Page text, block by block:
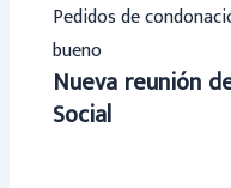
Pedidos de
bueno
Nueva reunión
Social